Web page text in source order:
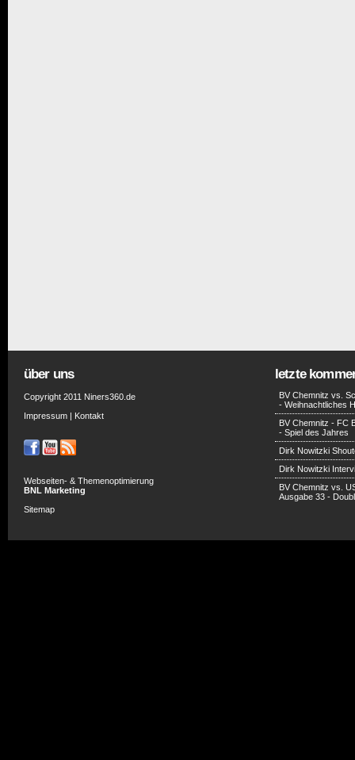
über uns
Copyright 2011 Niners360.de
Impressum | Kontakt
Webseiten- & Themenoptimierung
BNL Marketing
Sitemap
letzte
BV Chemnitz vs.
- Weihnachtliches
BV Chemnitz - FC
- Spiel des Jahres
Dirk Nowitzki
Dirk Nowitzki
BV Chemnitz vs.
Ausgabe 33 -